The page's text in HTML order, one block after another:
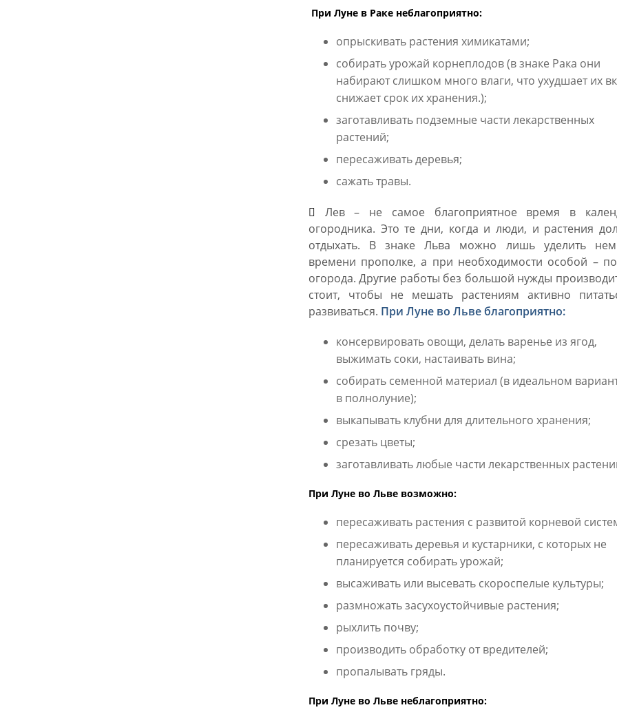
При Луне в Раке неблагоприятно:
опрыскивать растения химикатами;
собирать урожай корнеплодов (в знаке Рака они
набирают слишком много влаги, что ухудшает их
снижает срок их хранения.);
заготавливать подземные части лекарственных
растений;
пересаживать деревья;
сажать травы.
Лев – не самое благоприятное время в
огородника. Это те дни, когда и люди, и растения
отдыхать. В знаке Льва можно лишь уделить
времени прополке, а при необходимости особой –
огорода. Другие работы без большой нужды
стоит, чтобы не мешать растениям активно
развиваться. При Луне во Льве благоприятно:
консервировать овощи, делать варенье из ягод,
выжимать соки, настаивать вина;
собирать семенной материал (в идеальном
в полнолуние);
выкапывать клубни для длительного хранения;
срезать цветы;
заготавливать любые части лекарственных
При Луне во Льве возможно:
пересаживать растения с развитой корневой
пересаживать деревья и кустарники, с которых не
планируется собирать урожай;
высаживать или высевать скороспелые культуры;
размножать засухоустойчивые растения;
рыхлить почву;
производить обработку от вредителей;
пропалывать гряды.
При Луне во Льве неблагоприятно: